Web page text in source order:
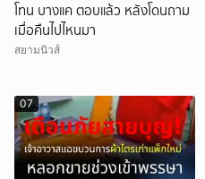
โทน บางแค ตอบแล้ว หลังโดนถาม
เมื่อคืนไปไหนมา
สยามนิวส์
07